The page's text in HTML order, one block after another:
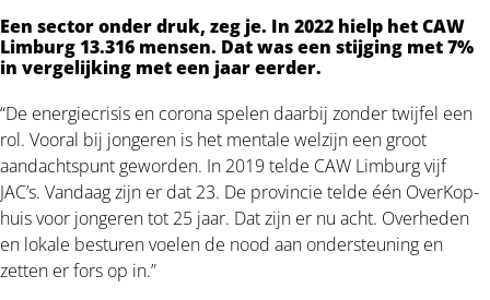
Een sector onder druk, zeg je. In 2022 hielp het CAW
Limburg 13.316 mensen. Dat was een stijging met 7%
in vergelijking met een jaar eerder.
“De energiecrisis en corona spelen daarbij zonder twijfel een
rol. Vooral bij jongeren is het mentale welzijn een groot
aandachtspunt geworden. In 2019 telde CAW Limburg vijf
JAC’s. Vandaag zijn er dat 23. De provincie telde één OverKop-
huis voor jongeren tot 25 jaar. Dat zijn er nu acht. Overheden
en lokale besturen voelen de nood aan ondersteuning en
zetten er fors op in.”